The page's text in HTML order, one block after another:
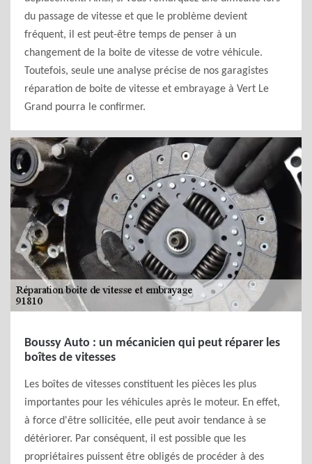
du passage de vitesse et que le problème devient
fréquent, il est peut-être temps de penser à un
changement de la boite de vitesse de votre véhicule.
Toutefois, seule une analyse précise de nos garagistes
réparation de boite de vitesse et embrayage à Vert Le
Grand pourra le confirmer.
Boussy Auto : un mécanicien qui peut réparer les
boîtes de vitesses
Les boîtes de vitesses constituent les pièces les plus
importantes pour les véhicules après le moteur. En effet,
à force d'être sollicitée, elle peut avoir tendance à se
détériorer. Par conséquent, il est possible que les
propriétaires puissent être obligés de procéder à des